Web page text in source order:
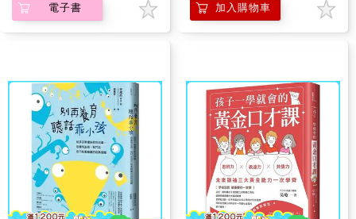
電子書 加入購物車